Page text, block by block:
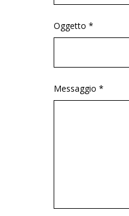
Oggetto *
Messaggio *